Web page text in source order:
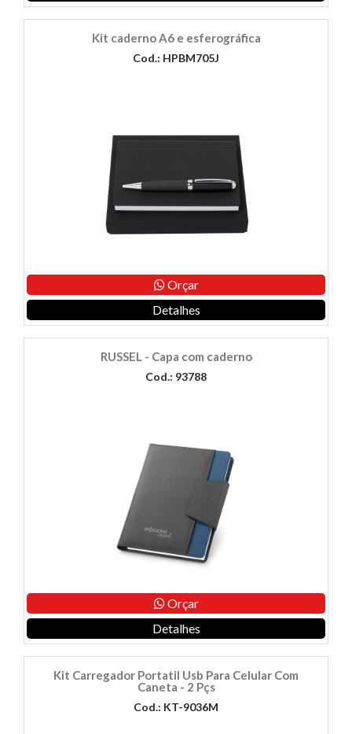
Kit caderno A6 e esferográfica
Cod.: HPBM705J
Orçar
Detalhes
RUSSEL - Capa com caderno
Cod.: 93788
Orçar
Detalhes
Kit Carregador Portatil Usb Para Celular Com
Caneta - 2 Pçs
Cod.: KT-9036M